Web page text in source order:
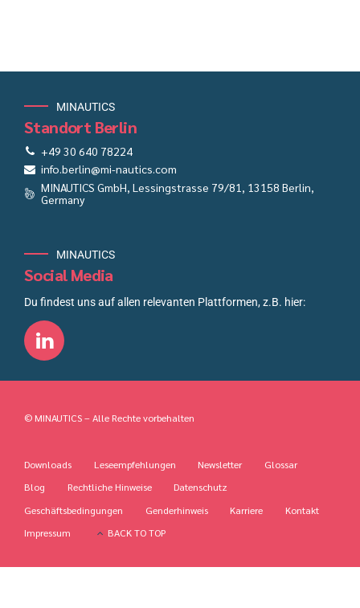
MINAUTICS
Standort Berlin
+49 30 640 78224
info.berlin@mi-nautics.com
MINAUTICS GmbH, Lessingstrasse 79/81, 13158 Berlin,
Germany
MINAUTICS
Social Media
Du findest uns auf allen relevanten Plattformen, z.B. hier:
© MINAUTICS – Alle Rechte vorbehalten
Downloads Leseempfehlungen Newsletter
Glossar
Blog
Rechtliche Hinweise
Datenschutz
Geschäftsbedingungen
Genderhinweis Karriere
Kontakt
Impressum
BACK TO TOP